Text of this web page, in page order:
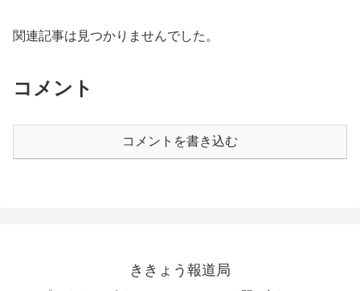
関連記事は見つかりませんでした。
コメント
コメントを書き込む
ききょう報道局